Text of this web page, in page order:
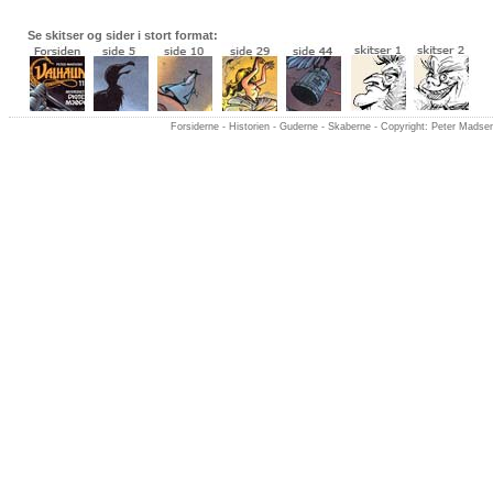
Se skitser og sider i stort format:
Forsiderne - Historien - Guderne - Skaberne - Copyright: Peter